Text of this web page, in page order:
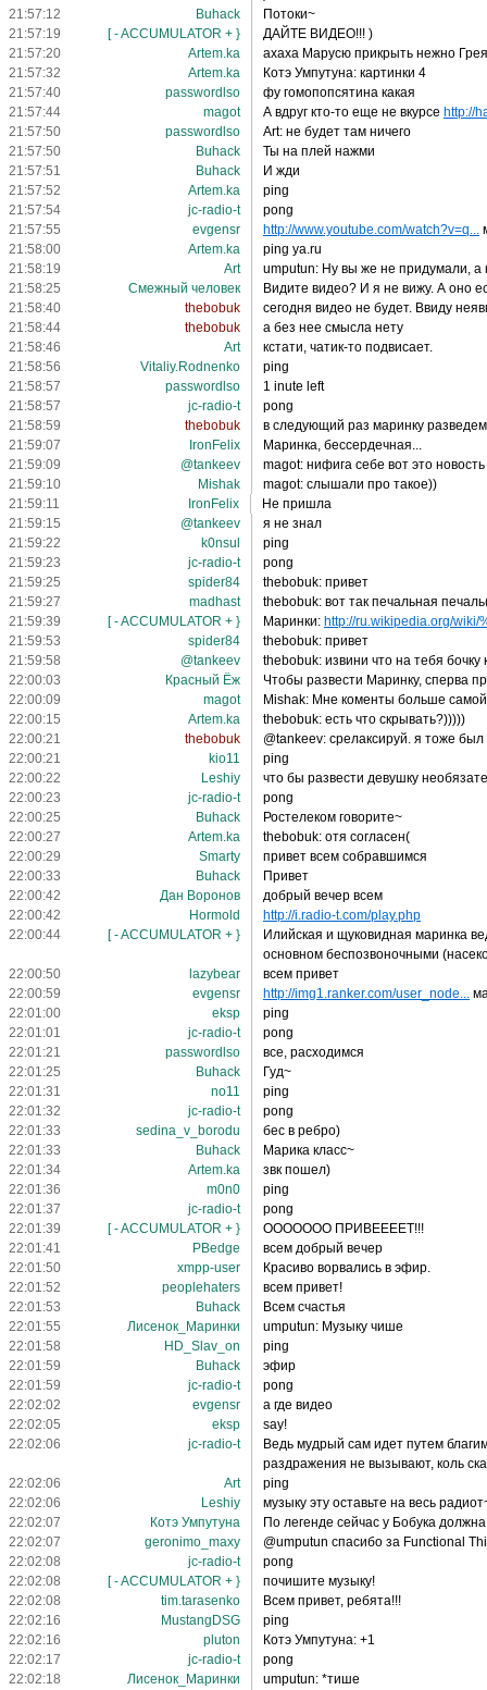
21:57:12
Buhack
Потоки~
21:57:19
[ - ACCUMULATOR + }
ДАЙТЕ ВИДЕО!!! )
21:57:20
Artem.ka
ахаха Марусю прикрыть нежно
21:57:32
Artem.ka
Котэ Умпутуна: картинки 4
21:57:40
passwordlso
фу гомопопсятина какая
21:57:44
magot А вдруг кто-то еще не вкурсе http://
21:57:50
passwordlso
Art: не будет там ничего
21:57:50
Buhack
Ты на плей нажми
21:57:51
Buhack
И жди
21:57:52
Artem.ka
ping
21:57:54
jc-radio-t
pong
21:57:55
evgensr http://www.youtube.com/watch?v=q...
21:58:00
Artem.ka
ping ya.ru
21:58:19
Art
umputun: Ну вы же не придумали, а
21:58:25
Смежный человек
Видите видео? И я не вижу. А оно
21:58:40
thebobuk
сегодня видео не будет. Ввиду
21:58:44
thebobuk
а без нее смысла нету
21:58:46
Art
кстати, чатик-то подвисает.
21:58:56
Vitaliy.Rodnenko
ping
21:58:57
passwordlso
1 inute left
21:58:57
jc-radio-t
pong
21:58:59
thebobuk
в следующий раз маринку
21:59:07
IronFelix
Маринка, бессердечная...
21:59:09
@tankeev
magot: нифига себе вот это новость
21:59:10
Mishak
magot: слышали про такое))
21:59:11
IronFelix
Не пришла
21:59:15
@tankeev
я не знал
21:59:22
k0nsul
ping
21:59:23
jc-radio-t
pong
21:59:25
spider84
thebobuk: привет
21:59:27
madhast
thebobuk: вот так печальная
21:59:39
[ - ACCUMULATOR + } Маринки: http://ru.wikipedia.org/wiki/
21:59:53
spider84
thebobuk: привет
21:59:58
@tankeev
thebobuk: извини что на тебя
22:00:03
Красный Ёж
Чтобы развести Маринку, сперва
22:00:09
magot
Mishak: Мне коменты больше
22:00:15
Artem.ka
thebobuk: есть что скрывать?)))))
22:00:21
thebobuk
@tankeev: срелаксируй. я тоже
22:00:21
kio11
ping
22:00:22
Leshiy
что бы развести девушку
22:00:23
jc-radio-t
pong
22:00:25
Buhack
Ростелеком говорите~
22:00:27
Artem.ka
thebobuk: отя согласен(
22:00:29
Smarty
привет всем собравшимся
22:00:33
Buhack
Привет
22:00:42
Дан Воронов
добрый вечер всем
22:00:42
Hormold
http://i.radio-t.com/play.php
22:00:44
[ - ACCUMULATOR + }
Илийская и щуковидная маринка
основном беспозвоночными
22:00:50
lazybear
всем привет
22:00:59
evgensr http://img1.ranker.com/user_node...
22:01:00
eksp
ping
22:01:01
jc-radio-t
pong
22:01:21
passwordlso
все, расходимся
22:01:25
Buhack
Гуд~
22:01:31
no11
ping
22:01:32
jc-radio-t
pong
22:01:33
sedina_v_borodu
бес в ребро)
22:01:33
Buhack
Марика класс~
22:01:34
Artem.ka
звк пошел)
22:01:36
m0n0
ping
22:01:37
jc-radio-t
pong
22:01:39
[ - ACCUMULATOR + }
ООООООО ПРИВЕЕЕЕТ!!!
22:01:41
PBedge
всем добрый вечер
22:01:50
xmpp-user
Красиво ворвались в эфир.
22:01:52
peoplehaters
всем привет!
22:01:53
Buhack
Всем счастья
22:01:55
Лисенок_Маринки
umputun: Музыку чише
22:01:58
HD_Slav_on
ping
22:01:59
Buhack
эфир
22:01:59
jc-radio-t
pong
22:02:02
evgensr
а где видео
22:02:05
eksp
say!
22:02:06
jc-radio-t
Ведь мудрый сам идет путем
раздражения не вызывают, коль
22:02:06
Art
ping
22:02:06
Leshiy
музыку эту оставьте на весь
22:02:07
Котэ Умпутуна
По легенде сейчас у Бобука
22:02:07
geronimo_maxy
@umputun спасибо за Functional
22:02:08
jc-radio-t
pong
22:02:08
[ - ACCUMULATOR + }
почишите музыку!
22:02:08
tim.tarasenko
Всем привет, ребята!!!
22:02:16
MustangDSG
ping
22:02:16
pluton
Котэ Умпутуна: +1
22:02:17
jc-radio-t
pong
22:02:18
Лисенок_Маринки
umputun: *тише